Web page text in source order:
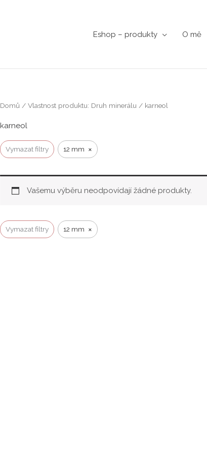
Eshop – produkty O mě
Domů / Vlastnost produktu: Druh minerálu / karneol
karneol
Vymazat filtry 12 mm ×
Vašemu výběru neodpovídají žádné produkty.
Vymazat filtry 12 mm ×